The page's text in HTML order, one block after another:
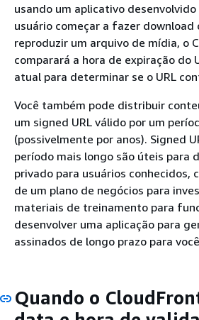
usando um aplicativo
usuário começar a fazer download
reproduzir um arquivo de mídia, o
comparará a hora de expiração do
atual para determinar se o URL
Você também pode distribuir
um signed URL válido por um
(possivelmente por anos). Signed
período mais longo são úteis para
privado para usuários conhecidos,
de um plano de negócios para
materiais de treinamento para
desenvolver uma aplicação para
assinados de longo prazo para
Quando o